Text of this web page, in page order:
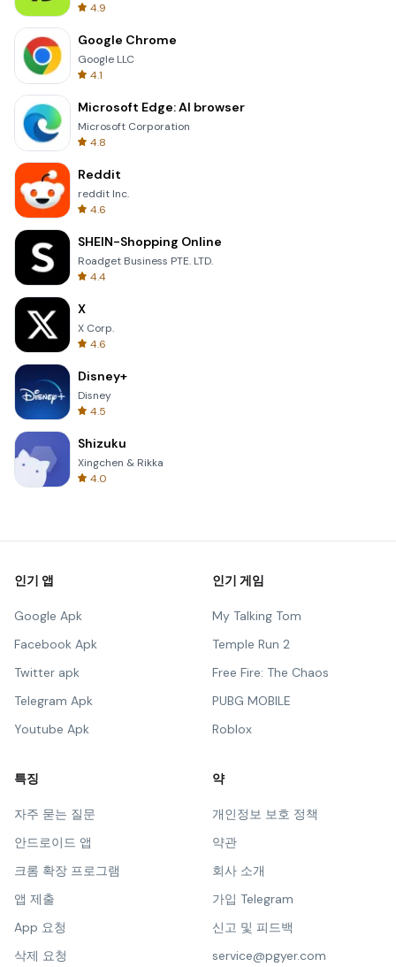
4.9
Google Chrome
Google LLC
4.1
Microsoft Edge: AI browser
Microsoft Corporation
4.8
Reddit
reddit Inc.
4.6
SHEIN-Shopping Online
Roadget Business PTE. LTD.
4.4
X
X Corp.
4.6
Disney+
Disney
4.5
Shizuku
Xingchen & Rikka
4.0
인기 앱
Google Apk
Facebook Apk
Twitter apk
Telegram Apk
Youtube Apk
인기 게임
My Talking Tom
Temple Run 2
Free Fire: The Chaos
PUBG MOBILE
Roblox
특징
자주 묻는 질문
안드로이드 앱
크롬 확장 프로그램
앱 제출
App 요청
삭제 요청
약
개인정보 보호 정책
약관
회사 소개
가입 Telegram
신고 및 피드백
service@pgyer.com